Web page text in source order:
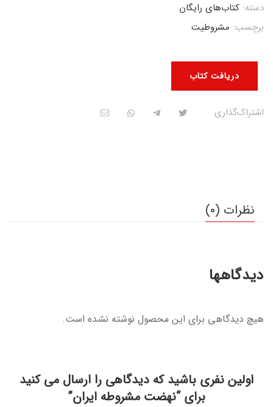
دریافت کتاب
دسته: کتاب‌های رایگان
برچسب: مشروطیت
اشتراک‌گذاری
نظرات (0)
دیدگاهها
هیچ دیدگاهی برای این محصول نوشته نشده است.
اولین نفری باشید که دیدگاهی را ارسال می کنید
برای “نهضت مشروطه ایران”